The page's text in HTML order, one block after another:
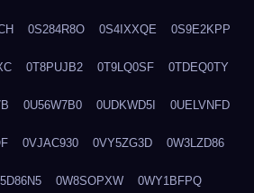
0S284R8O 0S4IXXQE 0S9E2KPP
0T8PUJB2 0T9LQ0SF 0TDEQ0TY
0U56W7B0 0UDKWD5I 0UELVNFD
0VJAC930 0VY5ZG3D 0W3LZD86
0W8SOPXW 0WY1BFPQ